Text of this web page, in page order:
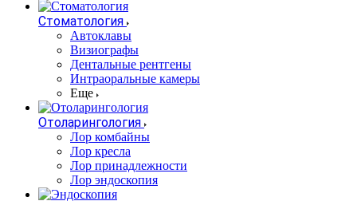
Стоматология
Автоклавы
Визиографы
Дентальные рентгены
Интраоральные камеры
Еще
Отоларингология
Лор комбайны
Лор кресла
Лор принадлежности
Лор эндоскопия